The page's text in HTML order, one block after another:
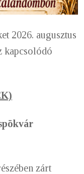
2026. augusztus
kapcsolódó
zárt